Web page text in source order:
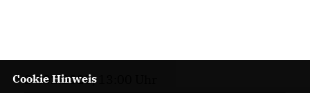
24.02.2025, 13:00 Uhr
Cookie Hinweis